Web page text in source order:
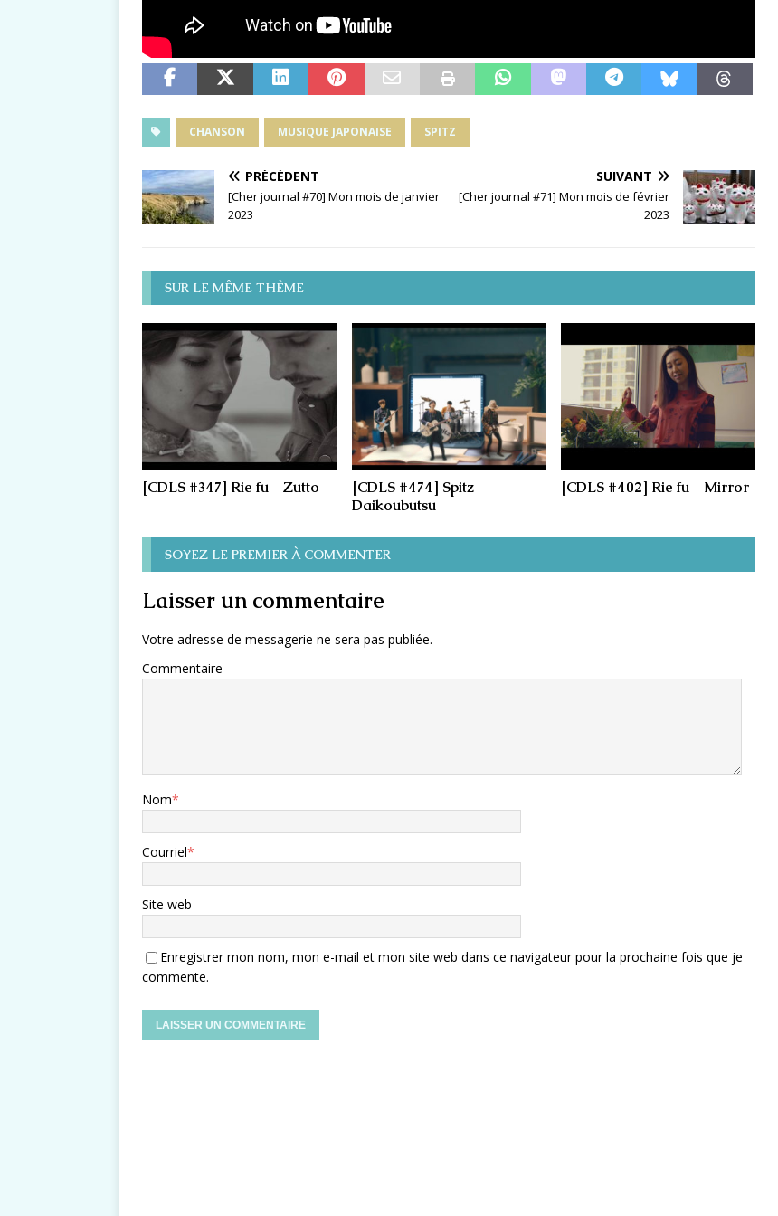
CHANSON MUSIQUE JAPONAISE SPITZ
PRÉCÉDENT
[Cher journal #70] Mon mois de janvier
2023
SUIVANT
[Cher journal #71] Mon mois de février
2023
SUR LE MÊME THÈME
[CDLS #347] Rie fu – Zutto
[CDLS #474] Spitz –
Daikoubutsu
[CDLS #402] Rie fu – Mirror
SOYEZ LE PREMIER À COMMENTER
Laisser un commentaire
Votre adresse de messagerie ne sera pas publiée.
Commentaire
Nom*
Courriel*
Site web
Enregistrer mon nom, mon e-mail et mon site web dans ce navigateur pour la prochaine fois que je
commente.